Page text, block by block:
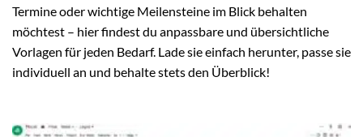
Termine oder wichtige Meilensteine im Blick behalten
möchtest – hier findest du anpassbare und übersichtliche
Vorlagen für jeden Bedarf. Lade sie einfach herunter, passe sie
individuell an und behalte stets den Überblick!